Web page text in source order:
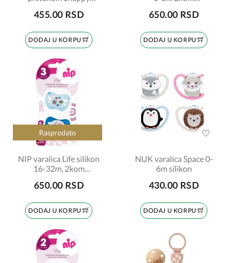
455.00 RSD
DODAJ U KORPU
650.00 RSD
DODAJ U KORPU
Rasprodato
NIP varalica Life silikon
16-32m, 2kom
650.00 RSD
DODAJ U KORPU
NUK varalica Space 0-
6m silikon
430.00 RSD
DODAJ U KORPU